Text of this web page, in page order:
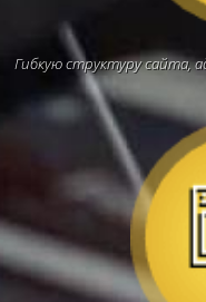
Гибкую структуру сайта,